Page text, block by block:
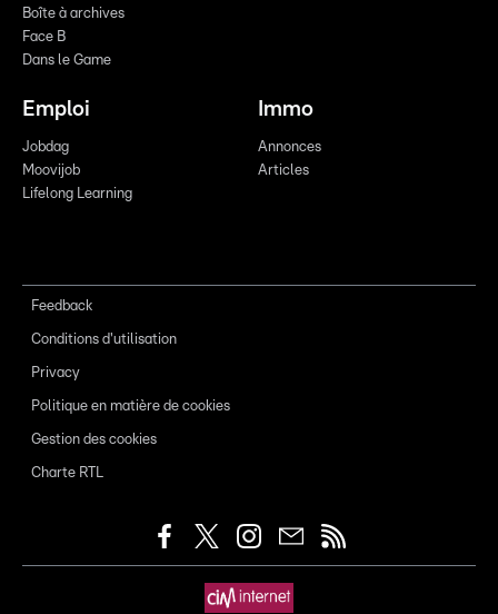
Boîte à archives
Face B
Dans le Game
Emploi
Jobdag
Moovijob
Lifelong Learning
Immo
Annonces
Articles
Feedback
Conditions d'utilisation
Privacy
Politique en matière de cookies
Gestion des cookies
Charte RTL